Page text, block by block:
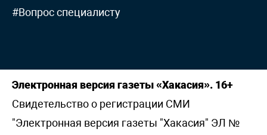
#Вопрос специалисту
Электронная версия газеты «Хакасия». 16+
Свидетельство о регистрации СМИ
"Электронная версия газеты "Хакасия" ЭЛ №